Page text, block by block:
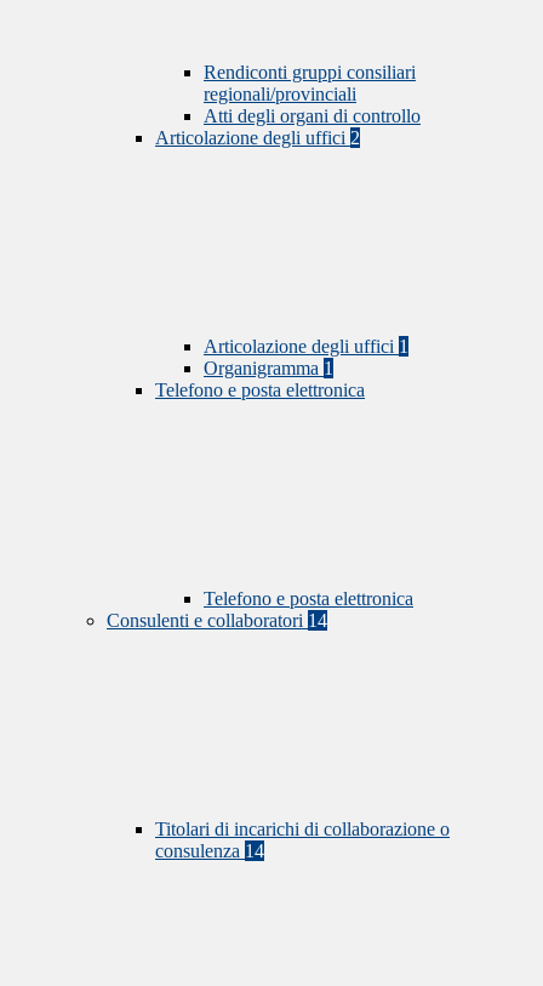
Rendiconti gruppi consiliari
regionali/provinciali
Atti degli organi di controllo
Articolazione degli uffici 2
Articolazione degli uffici 1
Organigramma 1
Telefono e posta elettronica
Telefono e posta elettronica
Consulenti e collaboratori 14
Titolari di incarichi di collaborazione o
consulenza 14